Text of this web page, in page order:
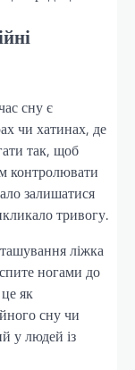
сну є
чи хатинах, де
так, щоб
контролювати
залишатися
тривогу.
ліжка
ногами до
як
сну чи
у людей із